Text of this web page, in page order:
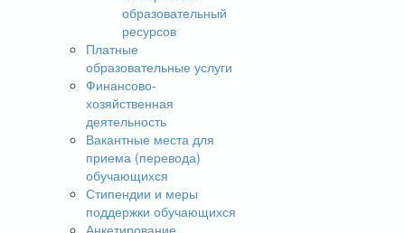
образовательный
ресурсов
Платные
образовательные услуги
Финансово-
хозяйственная
деятельность
Вакантные места для
приема (перевода)
обучающихся
Стипендии и меры
поддержки обучающихся
Анкетирование